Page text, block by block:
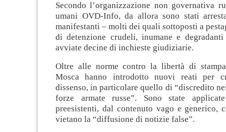
Secondo l’organizzazione non governativa
umani OVD-Info, da allora sono stati
manifestanti – molti dei quali sottoposti a
di detenzione crudeli, inumane e
avviate decine di inchieste giudiziarie.
Oltre alle norme contro la libertà di
Mosca hanno introdotto nuovi reati per
dissenso, in particolare quello di “discredito
forze armate russe”. Sono state
preesistenti, dal contenuto vago e generico,
vietano la “diffusione di notizie false”.